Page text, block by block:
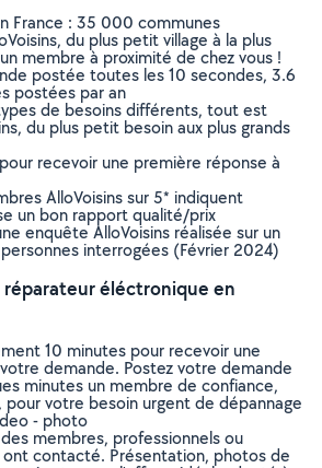
France : 35 000 communes
du plus petit village à la plus
membre à proximité de chez vous !
postée toutes les 10 secondes, 3.6
postées par an
de besoins différents, tout est
du plus petit besoin aux plus grands
recevoir une première réponse à
AlloVoisins sur 5* indiquent
un bon rapport qualité/prix
enquête AlloVoisins réalisée sur un
interrogées (Février 2024)
réparateur éléctronique en
10 minutes pour recevoir une
demande. Postez votre demande
minutes un membre de confiance,
pour votre besoin urgent de dépannage
- photo
membres, professionnels ou
ont contacté. Présentation, photos de